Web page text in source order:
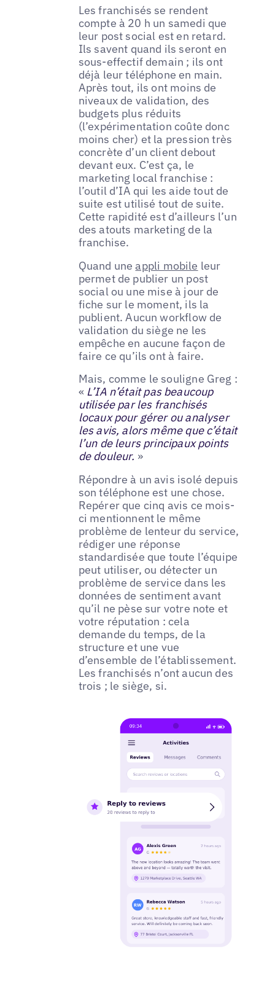
Les franchisés se rendent
compte à 20 h un samedi que
leur post social est en retard.
Ils savent quand ils seront en
sous-effectif demain ; ils ont
déjà leur téléphone en main.
Après tout, ils ont moins de
niveaux de validation, des
budgets plus réduits
(l’expérimentation coûte donc
moins cher) et la pression très
concrète d’un client debout
devant eux. C’est ça, le
marketing local franchise :
l’outil d’IA qui les aide tout de
suite est utilisé tout de suite.
Cette rapidité est d’ailleurs l’un
des atouts marketing de la
franchise.
Quand uneappli mobile leur
permet de publier un post
social ou une mise à jour de
fiche sur le moment, ils la
publient. Aucun workflow de
validation du siège ne les
empêche en aucune façon de
faire ce qu’ils ont à faire.
Mais, comme le souligne Greg :
« L’IA n’était pas beaucoup
utilisée par les franchisés
locaux pour gérer ou analyser
les avis, alors même que c’était
l’un de leurs principaux points
de douleur. »
Répondre à un avis isolé depuis
son téléphone est une chose.
Repérer que cinq avis ce mois-
ci mentionnent le même
problème de lenteur du service,
rédiger une réponse
standardisée que toute l’équipe
peut utiliser, ou détecter un
problème de service dans les
données de sentiment avant
qu’il ne pèse sur votre note et
votre réputation : cela
demande du temps, de la
structure et une vue
d’ensemble de l’établissement.
Les franchisés n’ont aucun des
trois ; le siège, si.